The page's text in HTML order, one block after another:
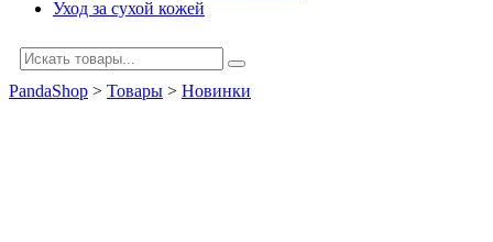
Уход за сухой кожей
PandaShop > Товары > Новинки